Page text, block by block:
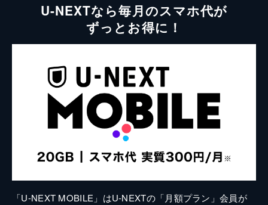
U-NEXTなら毎月のスマホ代が
ずっとお得に！
「U-NEXT MOBILE」はU-NEXTの「月額プラン」会員が